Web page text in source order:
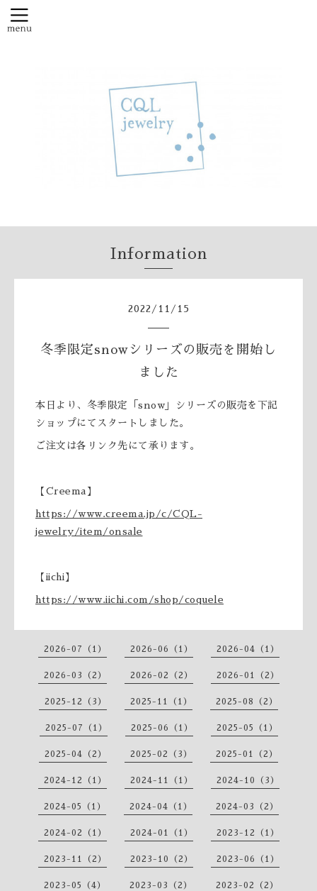
Information
2022 / 11 / 15
冬季限定snowシリーズの販売を開始し
ました
本日より、冬季限定「snow」シリーズの販売を下記
ショップにてスタートしました。
ご注文は各リンク先にて承ります。
【Creema】
https://www.creema.jp/c/CQL-
jewelry/item/onsale
【iichi】
https://www.iichi.com/shop/coquele
2026-07（1） 2026-06（1） 2026-04（1）
2026-03（2） 2026-02（2） 2026-01（2）
2025-12（3） 2025-11（1） 2025-08（2）
2025-07（1） 2025-06（1） 2025-05（1）
2025-04（2） 2025-02（3） 2025-01（2）
2024-12（1） 2024-11（1） 2024-10（3）
2024-05（1） 2024-04（1） 2024-03（2）
2024-02（1） 2024-01（1） 2023-12（1）
2023-11（2） 2023-10（2） 2023-06（1）
2023-05（4） 2023-03（2） 2023-02（2）